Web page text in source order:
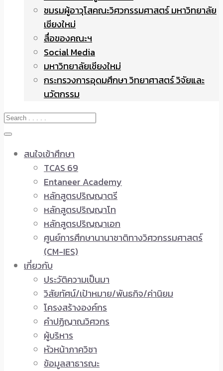
ชมรมผู้อาวุโสคณะวิศวกรรมศาสตร์ มหาวิทยาลัย
เชียงใหม่
สื่อของคณะฯ
Social Media
มหาวิทยาลัยเชียงใหม่
กระทรวงการอุดมศึกษา วิทยาศาสตร์ วิจัยและ
นวัตกรรม
สนใจเข้าศึกษา
TCAS 69
Entaneer Academy
หลักสูตรปริญญาตรี
หลักสูตรปริญญาโท
หลักสูตรปริญญาเอก
ศูนย์การศึกษานานาชาติทางวิศวกรรมศาสตร์
(CM-IES)
เกี่ยวกับ
ประวัติความเป็นมา
วิสัยทัศน์/เป้าหมาย/พันธกิจ/ค่านิยม
โครงสร้างองค์กร
คำปฏิญาณวิศวกร
ผู้บริหาร
หัวหน้าภาควิชา
ข้อมูลสาธารณะ